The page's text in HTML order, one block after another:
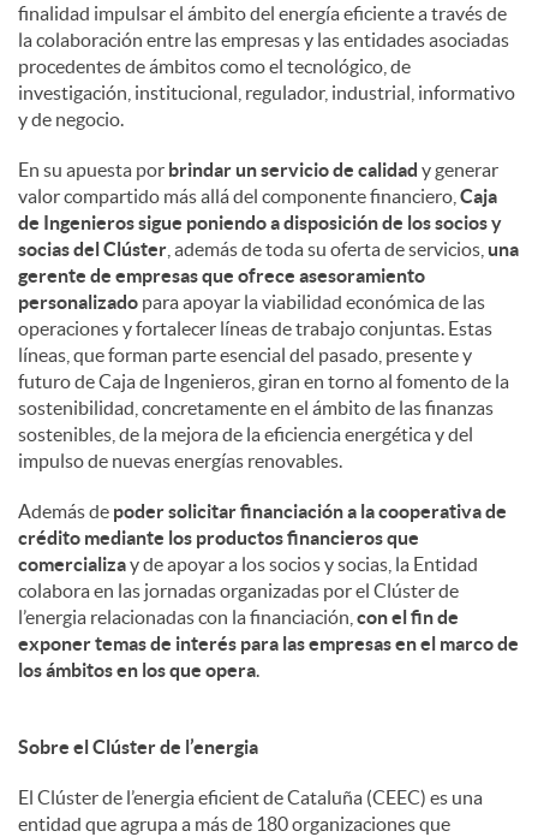
finalidad impulsar el ámbito del energía eficiente a través de
la colaboración entre las empresas y las entidades asociadas
procedentes de ámbitos como el tecnológico, de
investigación, institucional, regulador, industrial, informativo
y de negocio.
En su apuesta por brindar un servicio de calidad y generar
valor compartido más allá del componente financiero, Caja
de Ingenieros sigue poniendo a disposición de los socios y
socias del Clúster , además de toda su oferta de servicios, una
gerente de empresas que ofrece asesoramiento
personalizado para apoyar la viabilidad económica de las
operaciones y fortalecer líneas de trabajo conjuntas. Estas
líneas, que forman parte esencial del pasado, presente y
futuro de Caja de Ingenieros, giran en torno al fomento de la
sostenibilidad, concretamente en el ámbito de las finanzas
sostenibles, de la mejora de la eficiencia energética y del
impulso de nuevas energías renovables.
Además de poder solicitar financiación a la cooperativa de
crédito mediante los productos financieros que
comercializay de apoyar a los socios y socias, la Entidad
colabora en las jornadas organizadas por el Clúster de
l’energia relacionadas con la financiación, con el fin de
exponer temas de interés para las empresas en el marco de
los ámbitos en los que opera.
Sobre el Clúster de l’energia
El Clúster de l’energia eficient de Cataluña (CEEC) es una
entidad que agrupa a más de 180 organizaciones que